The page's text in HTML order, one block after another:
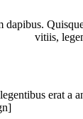
vitiis,
erat a